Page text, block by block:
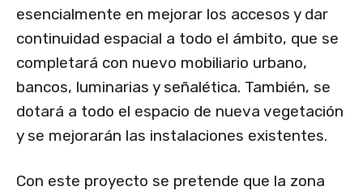
esencialmente en mejorar los accesos y dar
continuidad espacial a todo el ámbito, que se
completará con nuevo mobiliario urbano,
bancos, luminarias y señalética. También, se
dotará a todo el espacio de nueva vegetación
y se mejorarán las instalaciones existentes.
Con este proyecto se pretende que la zona